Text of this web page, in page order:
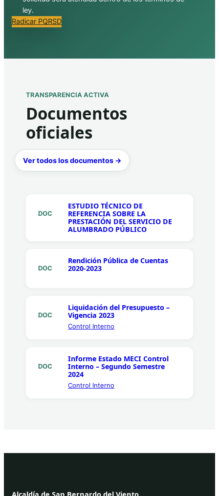
ley.
Radicar PQRSD
TRANSPARENCIA ACTIVA
Documentos
oficiales
Ver todos los documentos →
DOC
ESTUDIO TÉCNICO DE
REFERENCIA SOBRE LA
PRESTACIÓN DEL SERVICIO DE
ALUMBRADO PÚBLICO
DOC
Rendición Pública de Cuentas
2020-2023
DOC
Liquidación del Presupuesto –
Vigencia 2023
Control Interno
DOC
Informe Estado MECI Control
Interno – Segundo Semestre
2024
Control Interno
Alcaldía de San Bernardo del Viento